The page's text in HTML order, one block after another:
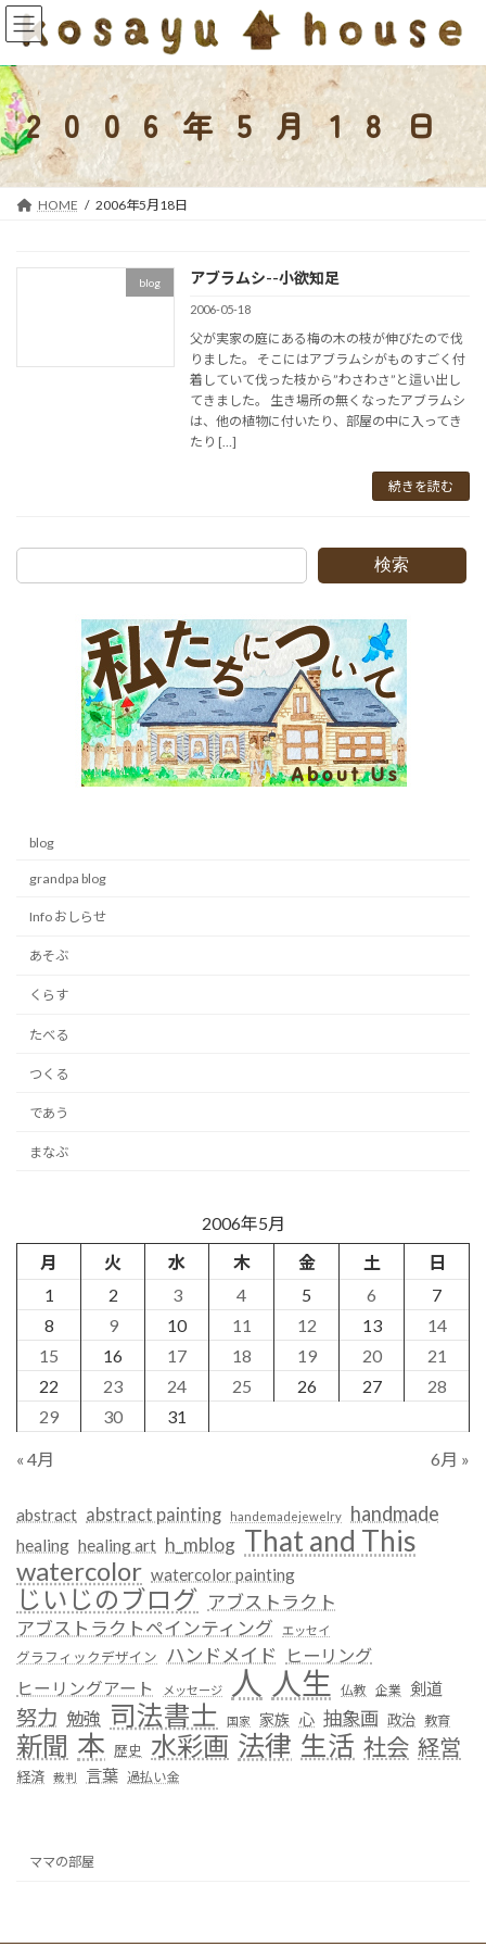
コ
ン
ン
ツ
へ
ス
キ
ッ
ナ
ビ
ー
シ
ョ
ン
に
移
2006年5月18日
HOME 2006年5月18日
blog アブラムシ--小欲知足
2006-05-18
父が実家の庭にある梅の木の枝が伸びたので伐
りました。 そこにはアブラムシがものすごく付
着していて伐った枝から”わさわさ”と這い出し
てきました。 生き場所の無くなったアブラムシ
は、他の植物に付いたり、部屋の中に入ってき
たり […]
続きを読む
検索
blog
grandpa blog
Info おしらせ
あそぶ
くらす
たべる
つくる
であう
まなぶ
2006年5月
月
火 水 木 金 土
日
1
2 3 4 5 6
7
8
9 10 11 12 13
14
15
16 17 18 19 20
21
22
23 24 25 26 27
28
29
30 31
« 4月 6月 »
abstract abstract painting handemadejewelry handmade
healing healing art h_mblog That and This
watercolor watercolor painting
じいじのブログ アブストラクト
アブストラクトペインティング
エッセイ
グラフィックデザイン ハンドメイド ヒーリング
ヒーリングアート メッセージ 人 人生 仏教 企業 剣道
努力 勉強 司法書士 国家 家族 心 抽象画 政治 教育
新聞 本 歴史 水彩画 法律 生活 社会 経営
経済 裁判 言葉 過払い金
ママの部屋